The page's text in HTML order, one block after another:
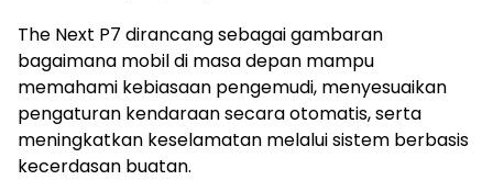
The Next P7 dirancang sebagai gambaran
bagaimana mobil di masa depan mampu
memahami kebiasaan pengemudi, menyesuaikan
pengaturan kendaraan secara otomatis, serta
meningkatkan keselamatan melalui sistem berbasis
kecerdasan buatan.